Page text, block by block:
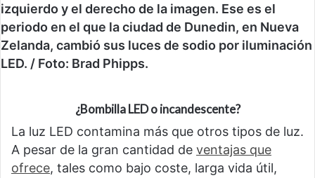
izquierdo y el derecho de la imagen. Ese es el
periodo en el que la ciudad de Dunedin, en Nueva
Zelanda, cambió sus luces de sodio por iluminación
LED. / Foto: Brad Phipps.
¿Bombilla LED o incandescente?
La luz LED contamina más que otros tipos de luz.
A pesar de la gran cantidad de ventajas que
ofrece, tales como bajo coste, larga vida útil,